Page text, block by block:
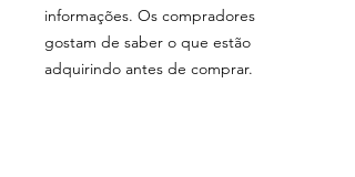
informações. Os compradores
gostam de saber o que estão
adquirindo antes de comprar.